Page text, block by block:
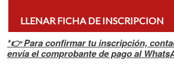
LLENAR FICHA DE INSCRIPCION
*👉 Para confirmar tu inscripción,
envía el comprobante de pago al